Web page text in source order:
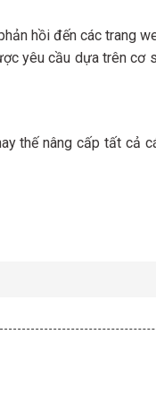
hồi đến các trang
yêu cầu dựa trên cơ
thế nâng cấp tất cả